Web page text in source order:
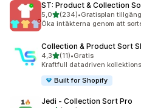
ST: Product & Collection
5,0av 5 stjärnor
(234)
234 recensioner totalt
•Gratisplan
Öka intäkterna genom att
Collection & Product Sort
4,3av 5 stjärnor
(11)
11 recensioner totalt
•Gratis
Kraftfull datadriven
Built for Shopify
Jedi ‑ Collection Sort Pro